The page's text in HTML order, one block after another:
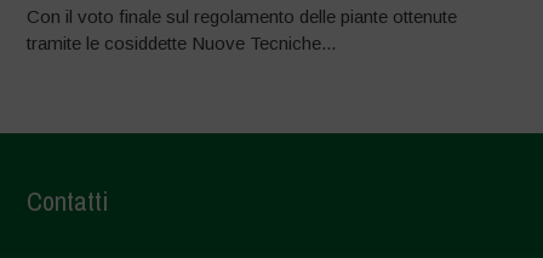
Con il voto finale sul regolamento delle piante ottenute
tramite le cosiddette Nuove Tecniche...
Contatti